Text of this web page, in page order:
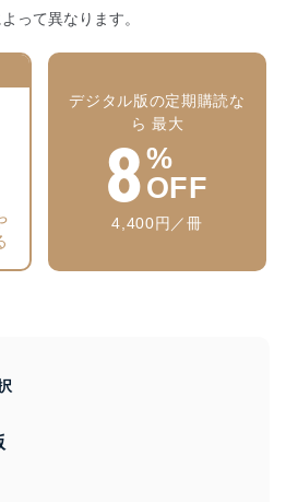
って異なります。
デジタル版の定期購読な
ら 最大
8%
OFF
4,400円／冊